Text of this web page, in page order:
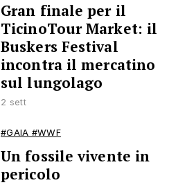
Gran finale per il
TicinoTour Market: il
Buskers Festival
incontra il mercatino
sul lungolago
2 sett
#GAIA #WWF
Un fossile vivente in
pericolo